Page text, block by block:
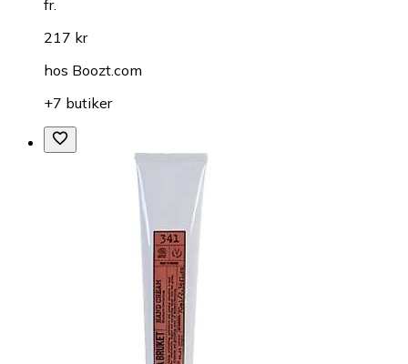
fr.
217 kr
hos Boozt.com
+7 butiker